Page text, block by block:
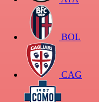
BOL
CAG